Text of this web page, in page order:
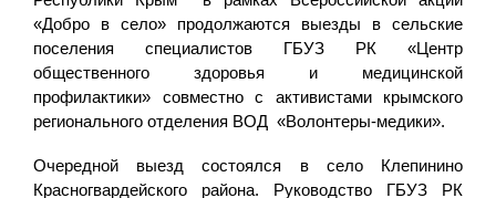
«Добро в село» продолжаются выезды в сельские
поселения специалистов ГБУЗ РК «Центр
общественного здоровья и медицинской
профилактики» совместно с активистами крымского
регионального отделения ВОД «Волонтеры-медики».
Очередной выезд состоялся в село Клепинино
Красногвардейского района. Руководство ГБУЗ РК